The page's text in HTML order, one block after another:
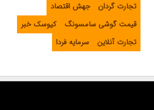
تجارت گردان
جهش اقتصاد
قیمت گوشی سامسونگ
کیوسک خبر
تجارت آنلاین
سرمایه فردا